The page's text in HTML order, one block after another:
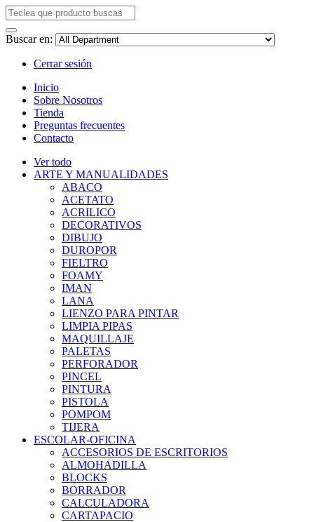
Buscar en:
Cerrar sesión
Inicio
Sobre Nosotros
Tienda
Preguntas frecuentes
Contacto
Ver todo
ARTE Y MANUALIDADES
ABACO
ACETATO
ACRILICO
DECORATIVOS
DIBUJO
DUROPOR
FIELTRO
FOAMY
IMAN
LANA
LIENZO PARA PINTAR
LIMPIA PIPAS
MAQUILLAJE
PALETAS
PERFORADOR
PINCEL
PINTURA
PISTOLA
POMPOM
TIJERA
ESCOLAR-OFICINA
ACCESORIOS DE ESCRITORIOS
ALMOHADILLA
BLOCKS
BORRADOR
CALCULADORA
CARTAPACIO